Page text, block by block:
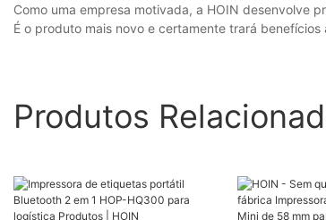
Como uma empresa motivada, a HOIN desenvolve
É o produto mais novo e certamente trará benefícios
Produtos